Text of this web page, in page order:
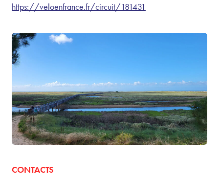
https://veloenfrance.fr/circuit/181431
CONTACTS